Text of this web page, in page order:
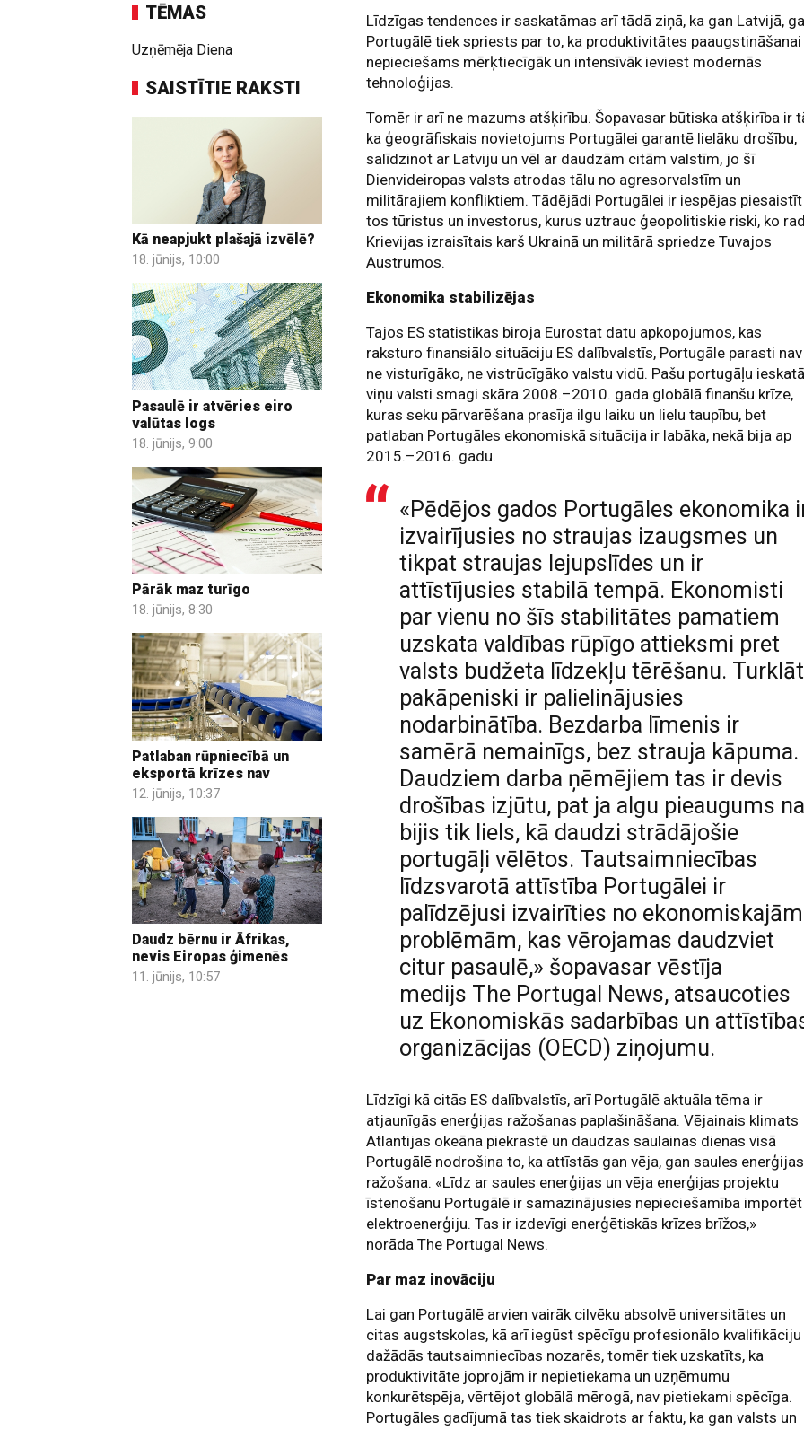
TĒMAS
Uzņēmēja Diena
SAISTĪTIE RAKSTI
Kā neapjukt plašajā izvēlē?
18. jūnijs, 10:00
Pasaulē ir atvēries eiro
valūtas logs
18. jūnijs, 9:00
Pārāk maz turīgo
18. jūnijs, 8:30
Patlaban rūpniecībā un
eksportā krīzes nav
12. jūnijs, 10:37
Daudz bērnu ir Āfrikas,
nevis Eiropas ģimenēs
11. jūnijs, 10:57
Līdzīgas tendences ir saskatāmas arī tādā ziņā, ka gan Latvijā,
Portugālē tiek spriests par to, ka produktivitātes
nepieciešams mērķtiecīgāk un intensīvāk ieviest modernās
tehnoloģijas.
Tomēr ir arī ne mazums atšķirību. Šopavasar būtiska atšķirība ir
ka ģeogrāfiskais novietojums Portugālei garantē lielāku drošību,
salīdzinot ar Latviju un vēl ar daudzām citām valstīm, jo šī
Dienvideiropas valsts atrodas tālu no agresorvalstīm un
militārajiem konfliktiem. Tādējādi Portugālei ir iespējas piesaistīt
tos tūristus un investorus, kurus uztrauc ģeopolitiskie riski, ko
Krievijas izraisītais karš Ukrainā un militārā spriedze Tuvajos
Austrumos.
Ekonomika stabilizējas
Tajos ES statistikas biroja Eurostat datu apkopojumos, kas
raksturo finansiālo situāciju ES dalībvalstīs, Portugāle parasti nav
ne visturīgāko, ne vistrūcīgāko valstu vidū. Pašu portugāļu
viņu valsti smagi skāra 2008.–2010. gada globālā finanšu krīze,
kuras seku pārvarēšana prasīja ilgu laiku un lielu taupību, bet
patlaban Portugāles ekonomiskā situācija ir labāka, nekā bija ap
2015.–2016. gadu.
«Pēdējos gados Portugāles ekonomika
izvairījusies no straujas izaugsmes un
tikpat straujas lejupslīdes un ir
attīstījusies stabilā tempā. Ekonomisti
par vienu no šīs stabilitātes pamatiem
uzskata valdības rūpīgo attieksmi pret
valsts budžeta līdzekļu tērēšanu. Turklāt
pakāpeniski ir palielinājusies
nodarbinātība. Bezdarba līmenis ir
samērā nemainīgs, bez strauja kāpuma.
Daudziem darba ņēmējiem tas ir devis
drošības izjūtu, pat ja algu pieaugums
bijis tik liels, kā daudzi strādājošie
portugāļi vēlētos. Tautsaimniecības
līdzsvarotā attīstība Portugālei ir
palīdzējusi izvairīties no ekonomiskajām
problēmām, kas vērojamas daudzviet
citur pasaulē,» šopavasar vēstīja
medijs The Portugal News, atsaucoties
uz Ekonomiskās sadarbības un
organizācijas (OECD) ziņojumu.
Līdzīgi kā citās ES dalībvalstīs, arī Portugālē aktuāla tēma ir
atjaunīgās enerģijas ražošanas paplašināšana. Vējainais klimats
Atlantijas okeāna piekrastē un daudzas saulainas dienas visā
Portugālē nodrošina to, ka attīstās gan vēja, gan saules enerģijas
ražošana. «Līdz ar saules enerģijas un vēja enerģijas projektu
īstenošanu Portugālē ir samazinājusies nepieciešamība importēt
elektroenerģiju. Tas ir izdevīgi enerģētiskās krīzes brīžos,»
norāda The Portugal News.
Par maz inovāciju
Lai gan Portugālē arvien vairāk cilvēku absolvē universitātes un
citas augstskolas, kā arī iegūst spēcīgu profesionālo kvalifikāciju
dažādās tautsaimniecības nozarēs, tomēr tiek uzskatīts, ka
produktivitāte joprojām ir nepietiekama un uzņēmumu
konkurētspēja, vērtējot globālā mērogā, nav pietiekami spēcīga.
Portugāles gadījumā tas tiek skaidrots ar faktu, ka gan valsts un